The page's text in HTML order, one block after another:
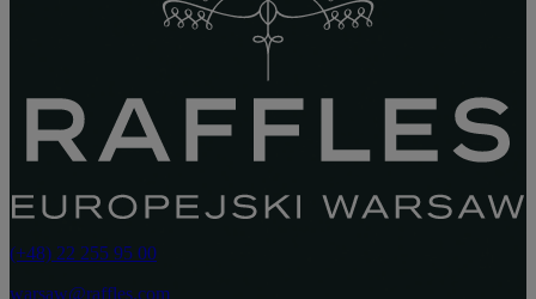
(+48) 22 255 95 00
warsaw@raffles.com